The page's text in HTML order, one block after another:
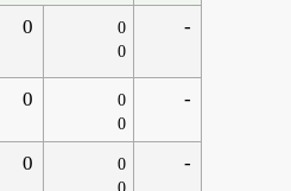
0
0
0
-
0
0
0
-
0
0
-